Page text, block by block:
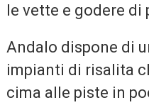
le vette e godere di
Andalo dispone di
impianti di risalita
cima alle piste in